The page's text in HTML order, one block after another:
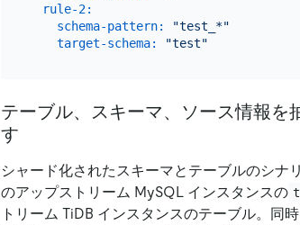
rule-2:
schema-pattern:
"test_*"
target-schema:
"test"
テーブル、スキーマ、ソース情報を
す
シャード化されたスキーマとテーブルのシナ
のアップストリーム MySQL インスタンスの
トリーム TiDB インスタンスのテーブル。同